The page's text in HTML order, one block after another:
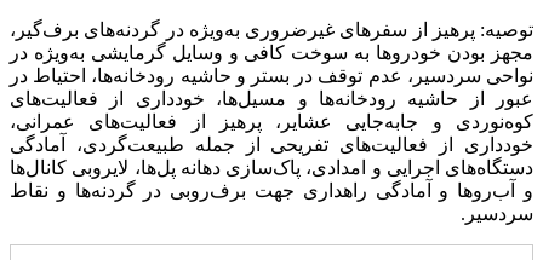
توصیه: پرهیز از سفرهای غیرضروری به‌ویژه در گردنه‌های برف‌گیر،
مجهز بودن خودروها به سوخت کافی و وسایل گرمایشی به‌ویژه در
نواحی سردسیر، عدم توقف در بستر و حاشیه رودخانه‌ها، احتیاط در
عبور از حاشیه رودخانه‌‌ها و مسیل‌ها، خودداری از فعالیت‌های
کوه‌نوردی و جابه‌جایی عشایر، پرهیز از فعالیت‌های عمرانی،
خودداری از فعالیت‌های تفریحی از جمله طبیعت‌گردی، آمادگی
دستگاه‌های اجرایی و امدادی، پاک‌سازی دهانه پل‌ها، لایروبی کانال‌ها
و آب‌روها و آمادگی راهداری جهت برف‌روبی در گردنه‌ها و نقاط
سردسیر.